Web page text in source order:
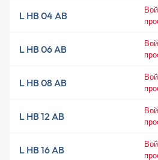
L HB 04 AB
L HB 06 AB
L HB 08 AB
L HB 12 AB
L HB 16 AB